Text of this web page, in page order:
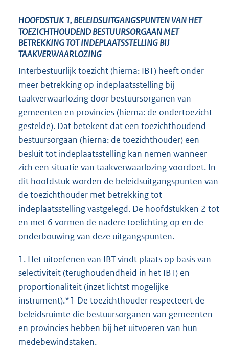
HOOFDSTUK 1, BELEIDSUITGANGSPUNTEN VAN HET
TOEZICHTHOUDEND BESTUURSORGAAN MET
BETREKKING TOT INDEPLAATSSTELLING BIJ
TAAKVERWAARLOZING
Interbestuurlijk toezicht (hierna: IBT) heeft onder
meer betrekking op indeplaatsstelling bij
taakverwaarlozing door bestuursorganen van
gemeenten en provincies (hiema: de ondertoezicht
gestelde). Dat betekent dat een toezichthoudend
bestuursorgaan (hierna: de toezichthouder) een
besluit tot indeplaatsstelling kan nemen wanneer
zich een situatie van taakverwaarlozing voordoet. In
dit hoofdstuk worden de beleidsuitgangspunten van
de toezichthouder met betrekking tot
indeplaatsstelling vastgelegd. De hoofdstukken 2 tot
en met 6 vormen de nadere toelichting op en de
onderbouwing van deze uitgangspunten.
1. Het uitoefenen van IBT vindt plaats op basis van
selectiviteit (terughoudendheid in het IBT) en
proportionaliteit (inzet lichtst mogelijke
instrument).*1 De toezichthouder respecteert de
beleidsruimte die bestuursorganen van gemeenten
en provincies hebben bij het uitvoeren van hun
medebewindstaken.